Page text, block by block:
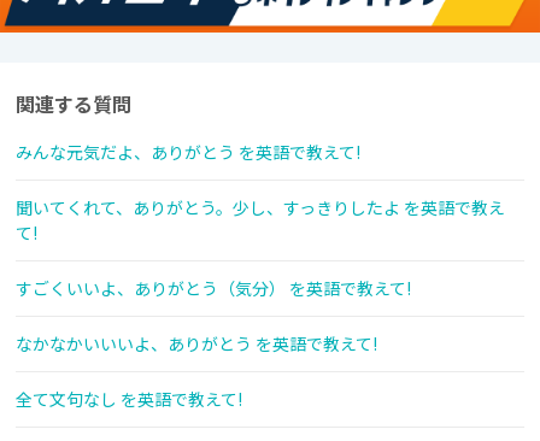
関連する質問
みんな元気だよ、ありがとう を英語で教えて!
聞いてくれて、ありがとう。少し、すっきりしたよ を英語で教え
て!
すごくいいよ、ありがとう（気分） を英語で教えて!
なかなかいいいよ、ありがとう を英語で教えて!
全て文句なし を英語で教えて!